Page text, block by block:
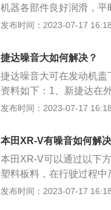
机器各部件良好润滑，
按说明书合理行车、科学
气、压缩、做功、排气四
大，不易蒸发，而其自燃
与汽油机不同。3、柴油
机工作时进入气缸的是
0℃，压力可达40—50个
发布时间：2023-07-17
捷达噪音大如何解决？
捷达噪音大可在发动机
资料如下：1、新捷达在
型、前大灯组外部轮廓和
用了四辐式多功能方向
尺寸液晶屏幕，不过低
面料上，采用的是硬质材
发布时间：2023-07-17
本田XR-V有噪音如何解
本田XR-V可以通过以下
塑料板料，在行驶过程
振动声源，但是远远不够
发布时间：2023-07-17